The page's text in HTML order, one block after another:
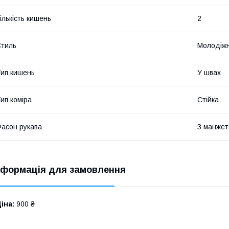
кишень 2
кишень У швах
коміра Стійка
рукава З
для замовлення
900 ₴